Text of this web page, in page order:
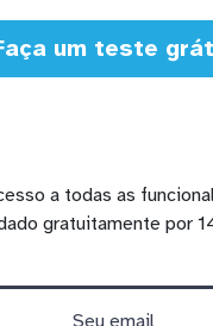
um teste
a todas as
gratuitamente por